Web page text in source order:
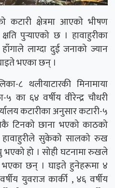
कटारी क्षेत्रमा आएको भीषण
पुर्‍याएको छ । हावाहुरीका
लाग्दा दुई जनाको ज्यान
भएका छन् ।
८ थलीयाटारकी मिनामाया
का ६४ वर्षीय वीरेन्द्र चौधरी
कटारीका अनुसार कटारी-५
टिनको छाना भएको काठको
हावाहुरीले सुकेको सालको रुख
भएको हो । सोही घटनामा रुखले
छन् । घाइते हुनेहरूमा ४
युवराज कार्की , ४६ वर्षीय